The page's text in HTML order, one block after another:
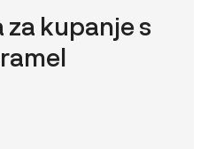
za kupanje s